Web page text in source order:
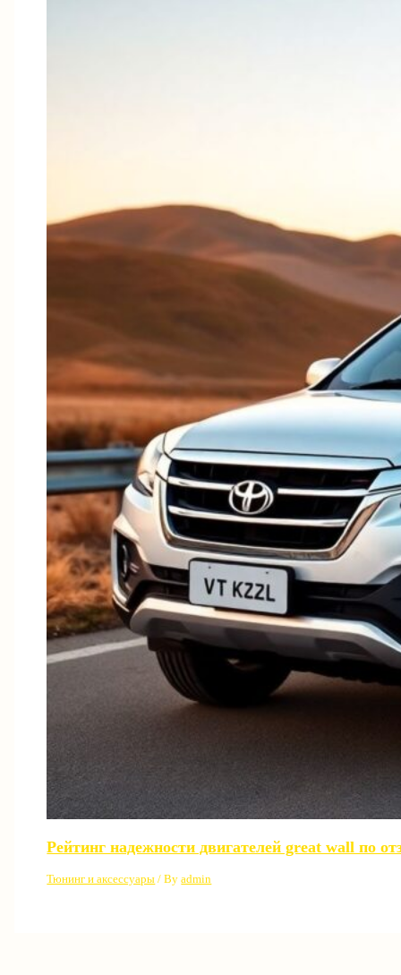
Рейтинг надежности двигателей great wall по
Тюнинг и аксессуары / Byadmin